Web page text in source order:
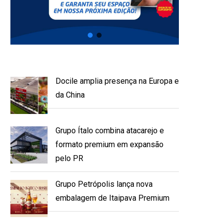
Docile amplia presença na Europa e
da China
Grupo Ítalo combina atacarejo e
formato premium em expansão
pelo PR
Grupo Petrópolis lança nova
embalagem de Itaipava Premium